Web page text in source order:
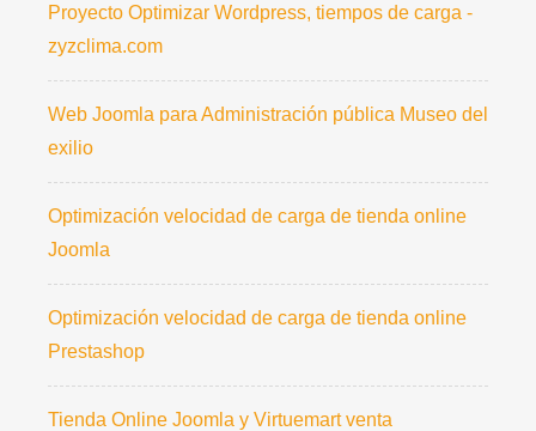
Proyecto Optimizar Wordpress, tiempos de carga -
zyzclima.com
Web Joomla para Administración pública Museo del
exilio
Optimización velocidad de carga de tienda online
Joomla
Optimización velocidad de carga de tienda online
Prestashop
Tienda Online Joomla y Virtuemart venta